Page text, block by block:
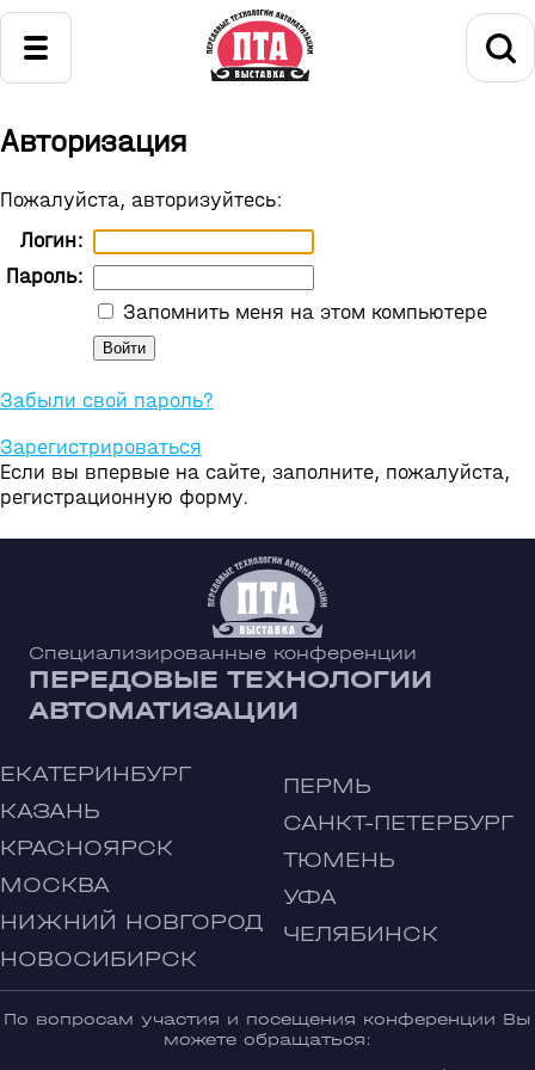
Авторизация
Пожалуйста, авторизуйтесь:
Логин:
Пароль:
Запомнить меня на этом компьютере
Забыли свой пароль?
Зарегистрироваться
Если вы впервые на сайте, заполните, пожалуйста,
регистрационную форму.
Специализированные конференции
ПЕРЕДОВЫЕ ТЕХНОЛОГИИ
АВТОМАТИЗАЦИИ
ЕКАТЕРИНБУРГ
КАЗАНЬ
КРАСНОЯРСК
МОСКВА
НИЖНИЙ НОВГОРОД
НОВОСИБИРСК
ПЕРМЬ
САНКТ-ПЕТЕРБУРГ
ТЮМЕНЬ
УФА
ЧЕЛЯБИНСК
По вопросам участия и посещения конференции Вы
можете обращаться: